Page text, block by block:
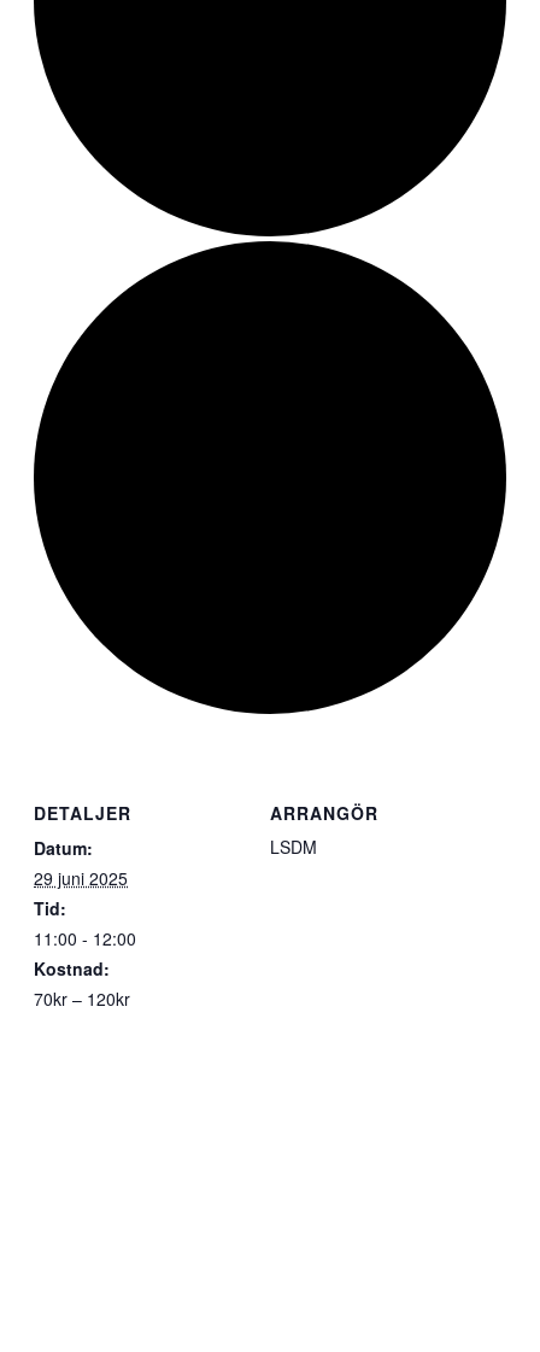
DETALJER
Datum:
29 juni 2025
Tid:
11:00 - 12:00
Kostnad:
70kr – 120kr
ARRANGÖR
LSDM